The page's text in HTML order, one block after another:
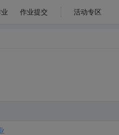
作业提交 活动专区